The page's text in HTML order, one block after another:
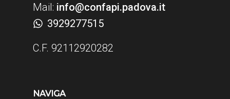
Mail: info@confapi.padova.it
3929277515
C.F. 92112920282
NAVIGA